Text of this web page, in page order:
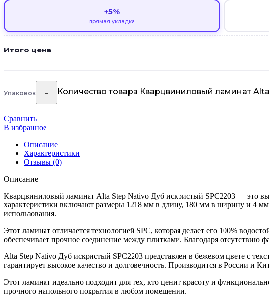
+5%
прямая укладка
Итого цена
Упаковок Количество товара Кварцвиниловый ламинат
Сравнить
В избранное
Описание
Характеристики
Отзывы (0)
Описание
Кварцвиниловый ламинат Alta Step Nativo Дуб искристый SPC2203 — это
характеристики включают размеры 1218 мм в длину, 180 мм в ширину и 4
использования.
Этот ламинат отличается технологией SPC, которая делает его 100%
обеспечивает прочное соединение между плитками. Благодаря отсутствию
Alta Step Nativo Дуб искристый SPC2203 представлен в бежевом цвете с
гарантирует высокое качество и долговечность. Производится в России и
Этот ламинат идеально подходит для тех, кто ценит красоту и
прочного напольного покрытия в любом помещении.